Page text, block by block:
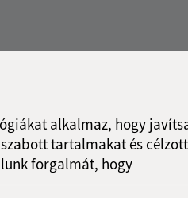
alkalmaz, hogy
tartalmakat és célzott
forgalmát, hogy